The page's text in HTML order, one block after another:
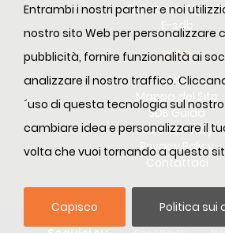
Entrambi i nostri partner e noi
nostro sito Web per personalizzare
pubblicità, fornire funzionalità ai
analizzare il nostro traffico.
´uso di questa tecnologia sul nostro
cambiare idea e personalizzare il
volta che vuoi tornando a questo
Capisco Politica sui
Biblioteca
E-sdb
INFO
ANS
Mappa del Sito
SDB Guida
Cookie Policy
Privacy Policy
Contattaci